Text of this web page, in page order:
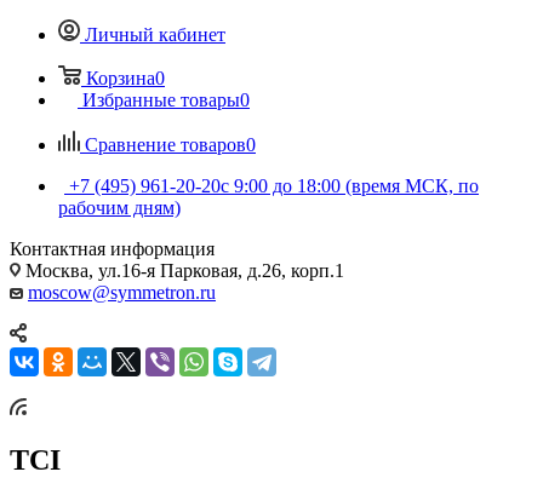
Личный кабинет
Корзина0
Избранные товары0
Сравнение товаров0
+7 (495) 961-20-20с 9:00 до 18:00 (время МСК, по
рабочим дням)
Контактная информация
Москва, ул.16-я Парковая, д.26, корп.1
moscow@symmetron.ru
TCI